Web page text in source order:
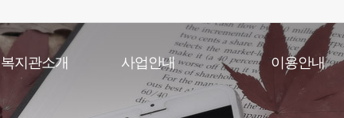
복지관소개
인사말
법인소개
사업안내
노년사회화교육사업
상담사업
이용안내
실버학당시간표